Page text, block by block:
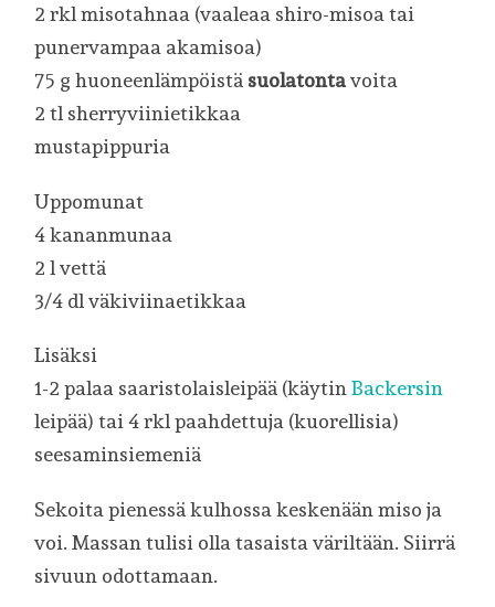
2 rkl misotahnaa (vaaleaa shiro-misoa tai
punervampaa akamisoa)
75 g huoneenlämpöistä suolatontavoita
2 tl sherryviinietikkaa
mustapippuria
Uppomunat
4 kananmunaa
2 l vettä
3/4 dl väkiviinaetikkaa
Lisäksi
1-2 palaa saaristolaisleipää (käytinBackersin
leipää) tai 4 rkl paahdettuja (kuorellisia)
seesaminsiemeniä
Sekoita pienessä kulhossa keskenään miso ja
voi. Massan tulisi olla tasaista väriltään. Siirrä
sivuun odottamaan.